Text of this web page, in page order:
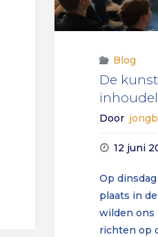
Blog
De
Door
12 juni
Op
plaats in
wilden ons
richten op